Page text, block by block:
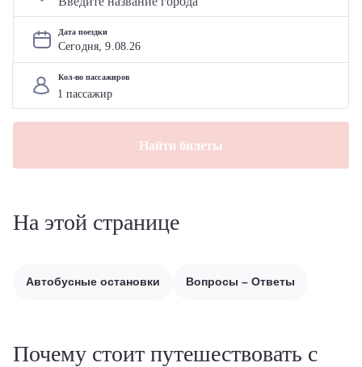
Дата поездки
Сегодня, 9.08.26
Кол-во пассажиров
Найти билеты
На этой странице
Автобусные остановки Вопросы – Ответы
Почему стоит путешествовать с